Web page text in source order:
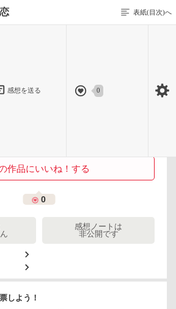
表紙(目次)へ
感想を送る 0
くかな…
作品にいいね！する
0
感想ノートは
非公開です
しよう！